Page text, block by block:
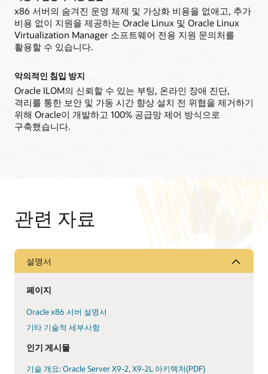
IT 직원은 현장에서 단일 8소켓 시스템과 2개의 4소켓 시스템
간에 Oracle Server X8-8 시스템을 재구성하여 변화하는
워크로드 요구 사항에 빠르게 적응할 수 있습니다.
데이터 시트: Oracle Server X8-8(8소켓)(PDF)
데이터 시트: Oracle Server X8-8(4소켓)(PDF)
x86 서버의 숨겨진 운영 체제 및 가상화 비용을 없애고, 추가
비용 없이 지원을 제공하는 Oracle Linux 및 Oracle Linux
Virtualization Manager 소프트웨어 전용 지원 문의처를
활용할 수 있습니다.
악의적인 침입 방지
Oracle ILOM의 신뢰할 수 있는 부팅, 온라인 장애 진단,
격리를 통한 보안 및 가동 시간 향상 설치 전 위협을 제거하기
위해 Oracle이 개발하고 100% 공급망 제어 방식으로
구축했습니다.
관련 자료
설명서
페이지
Oracle x86 서버 설명서
기타 기술적 세부사항
인기 게시물
기술 개요: Oracle Server X9-2, X9-2L 아키텍처(PDF)